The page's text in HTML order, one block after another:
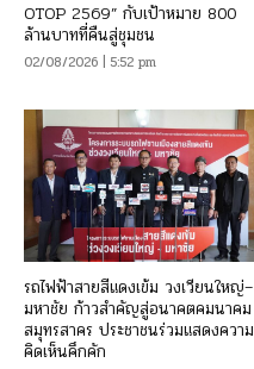
OTOP 2569” กับเป้าหมาย 800
ล้านบาทที่คืนสู่ชุมชน
02/08/2026 | 5:52 pm
รถไฟฟ้าสายสีแดงเข้ม วงเวียนใหญ่–
มหาชัย ก้าวสำคัญสู่อนาคตคมนาคม
สมุทรสาคร ประชาชนร่วมแสดงความ
คิดเห็นคึกคัก